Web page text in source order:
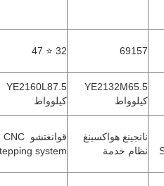
69157
YE2132M65.5
كيلوواط
YE2160L87.5
كيلوواط
نانجينغ هواكسينغ ‬
نظام خدمة
قوانغتشو CNC ‬
stepping system